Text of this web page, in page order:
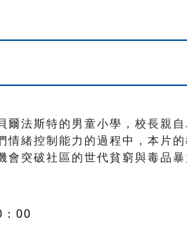
爾法斯特的男童小學，校長親
情緒控制能力的過程中，本片
會突破社區的世代貧窮與毒品
00